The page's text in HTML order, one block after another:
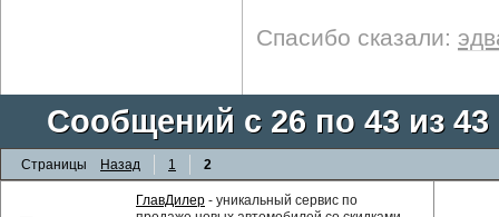
Спасибо сказали:
Сообщений с 26 по 43 из 43
Страницы Назад 1 2
ГлавДилер - уникальный сервис по